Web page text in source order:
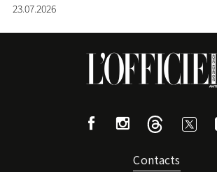
23.07.2026
Contacts